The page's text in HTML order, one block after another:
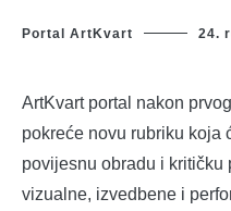
Portal ArtKvart 24.
ArtKvart portal nakon
pokreće novu rubriku koja
povijesnu obradu i
vizualne, izvedbene i